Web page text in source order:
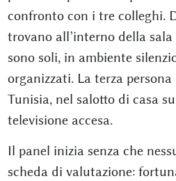
confronto con i tre colleghi.
trovano all’interno della
sono soli, in ambiente
organizzati. La terza
Tunisia, nel salotto di casa
televisione accesa.
Il panel inizia senza che
scheda di valutazione: